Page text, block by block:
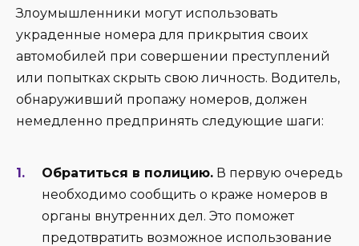
Злоумышленники могут использовать
украденные номера для прикрытия своих
автомобилей при совершении преступлений
или попытках скрыть свою личность. Водитель,
обнаруживший пропажу номеров, должен
немедленно предпринять следующие шаги:
Обратиться в полицию. В первую очередь
необходимо сообщить о краже номеров в
органы внутренних дел. Это поможет
предотвратить возможное использование